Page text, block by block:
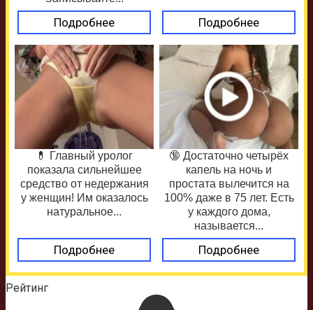
Подробнее Подробнее
💊 Главный уролог
показала сильнейшее
средство от недержания
у женщин! Им оказалось
натуральное...
Подробнее
🔞 Достаточно четырёх
капель на ночь и
простата вылечится на
100% даже в 75 лет. Есть
у каждого дома,
называется...
Подробнее
Рейтинг